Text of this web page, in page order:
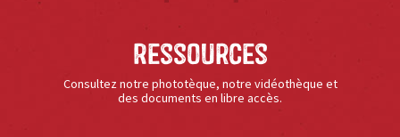
Ressources
Consultez notre phototèque, notre vidéothèque et
des documents en libre accès.